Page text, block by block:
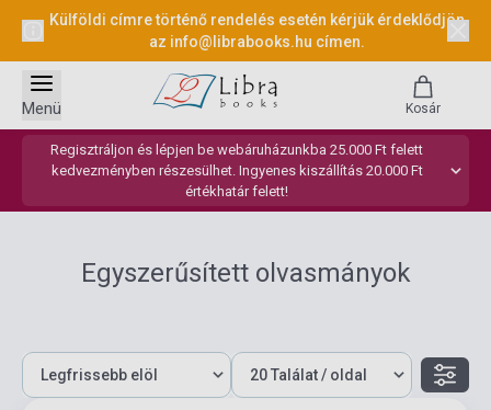
Külföldi címre történő rendelés esetén kérjük érdeklődjön
az info@librabooks.hu címen.
Regisztráljon és lépjen be webáruházunkba 25.000 Ft felett
kedvezményben részesülhet. Ingyenes kiszállítás 20.000 Ft
értékhatár felett!
Menü Kosár
Egyszerűsített olvasmányok